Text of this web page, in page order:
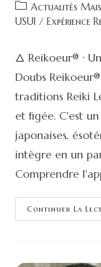
Actualités
USUI / Expérience
🜂 Reikoeur® ·
Doubs
traditions Reiki
et figée. C'est
japonaises,
intègre en un
Comprendre
Continuer La